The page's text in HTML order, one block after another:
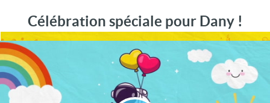
Célébration spéciale pour Dany !